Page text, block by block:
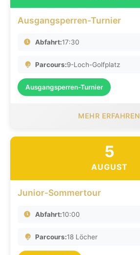
Ausgangsperren-Turnier
Abfahrt:17:30
Parcours:9-Loch-Golfplatz
Ausgangsperren-Turnier
MEHR ERFAHREN
5
AUGUST
Junior-Sommertour
Abfahrt:10:00
Parcours:18 Löcher